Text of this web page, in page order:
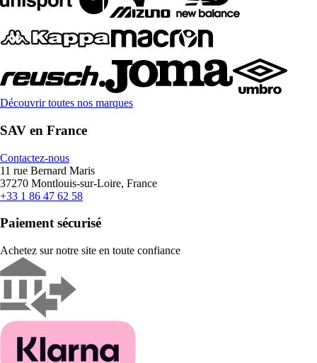
Découvrir toutes nos marques
SAV en France
Contactez-nous
11 rue Bernard Maris
37270 Montlouis-sur-Loire, France
+33 1 86 47 62 58
Paiement sécurisé
Achetez sur notre site en toute confiance